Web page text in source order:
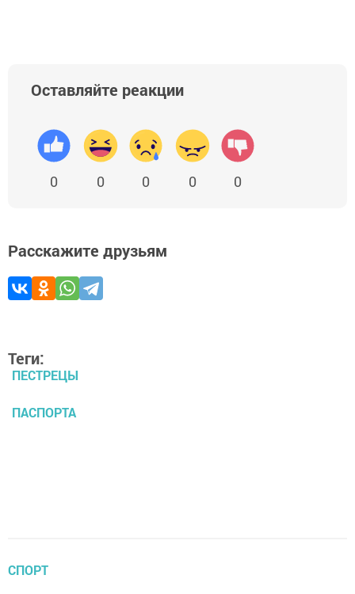
Оставляйте реакции
0 0 0 0 0
Расскажите друзьям
Теги:
ПЕСТРЕЦЫ
ПАСПОРТА
СПОРТ